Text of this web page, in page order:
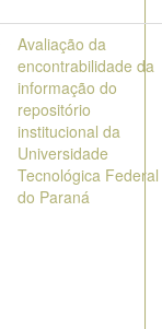
Avaliação da
encontrabilidade da
informação do
repositório
institucional da
Universidade
Tecnológica Federal
do Paraná